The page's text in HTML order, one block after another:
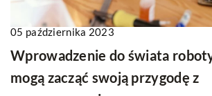
05 października 2023
Wprowadzenie do świata
mogą zacząć swoją przygodę z